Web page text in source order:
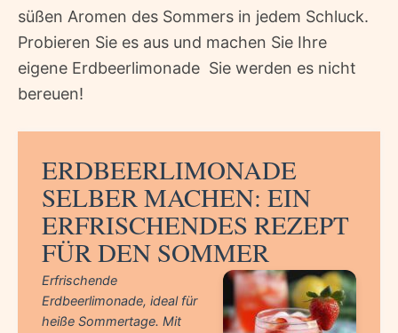
süßen Aromen des Sommers in jedem Schluck.
Probieren Sie es aus und machen Sie Ihre
eigene Erdbeerlimonade  Sie werden es nicht
bereuen!
ERDBEERLIMONADE
SELBER MACHEN: EIN
ERFRISCHENDES REZEPT
FÜR DEN SOMMER
Erfrischende
Erdbeerlimonade, ideal für
heiße Sommertage. Mit